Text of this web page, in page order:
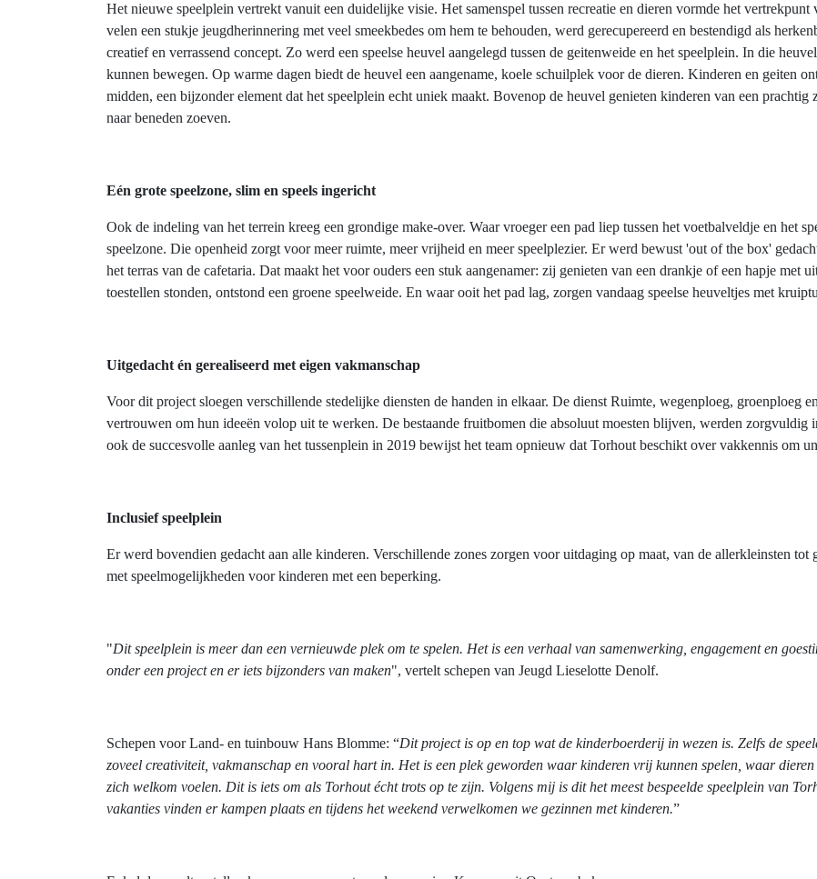
Het nieuwe speelplein vertrekt vanuit een duidelijke visie. Het samenspel tussen recreatie en dieren vormde het
velen een stukje jeugdherinnering met veel smeekbedes om hem te behouden, werd gerecupereerd en bestendigd als
creatief en verrassend concept. Zo werd een speelse heuvel aangelegd tussen de geitenweide en het speelplein. In die
kunnen bewegen. Op warme dagen biedt de heuvel een aangename, koele schuilplek voor de dieren. Kinderen en geiten
midden, een bijzonder element dat het speelplein echt uniek maakt. Bovenop de heuvel genieten kinderen van een
naar beneden zoeven.
Eén grote speelzone, slim en speels ingericht
Ook de indeling van het terrein kreeg een grondige make-over. Waar vroeger een pad liep tussen het voetbalveldje en het
speelzone. Die openheid zorgt voor meer ruimte, meer vrijheid en meer speelplezier. Er werd bewust 'out of the box'
het terras van de cafetaria. Dat maakt het voor ouders een stuk aangenamer: zij genieten van een drankje of een hapje
toestellen stonden, ontstond een groene speelweide. En waar ooit het pad lag, zorgen vandaag speelse heuveltjes met
Uitgedacht én gerealiseerd met eigen vakmanschap
Voor dit project sloegen verschillende stedelijke diensten de handen in elkaar. De dienst Ruimte, wegenploeg, groenploeg
vertrouwen om hun ideeën volop uit te werken. De bestaande fruitbomen die absoluut moesten blijven, werden zorgvuldig
ook de succesvolle aanleg van het tussenplein in 2019 bewijst het team opnieuw dat Torhout beschikt over vakkennis om
Inclusief speelplein
Er werd bovendien gedacht aan alle kinderen. Verschillende zones zorgen voor uitdaging op maat, van de allerkleinsten tot
met speelmogelijkheden voor kinderen met een beperking.
"Dit speelplein is meer dan een vernieuwde plek om te spelen. Het is een verhaal van samenwerking, engagement en
onder een project en er iets bijzonders van maken", vertelt schepen van Jeugd Lieselotte Denolf.
Schepen voor Land- en tuinbouw Hans Blomme: “Dit project is op en top wat de kinderboerderij in wezen is. Zelfs de
zoveel creativiteit, vakmanschap en vooral hart in. Het is een plek geworden waar kinderen vrij kunnen spelen, waar
zich welkom voelen. Dit is iets om als Torhout écht trots op te zijn. Volgens mij is dit het meest bespeelde speelplein van
vakanties vinden er kampen plaats en tijdens het weekend verwelkomen we gezinnen met kinderen.”